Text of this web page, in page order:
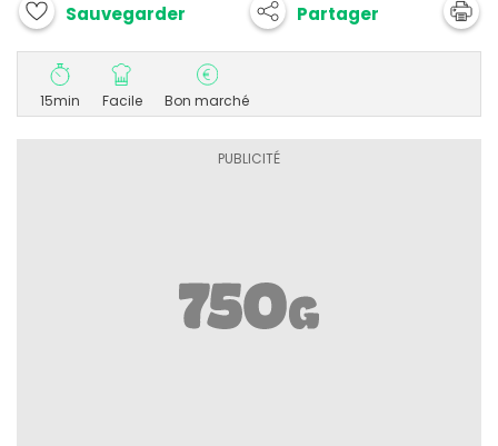
Sauvegarder Partager
15min Facile Bon marché